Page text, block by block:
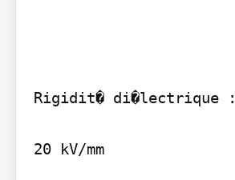
Rigidit� di�lectrique :
20 kV/mm